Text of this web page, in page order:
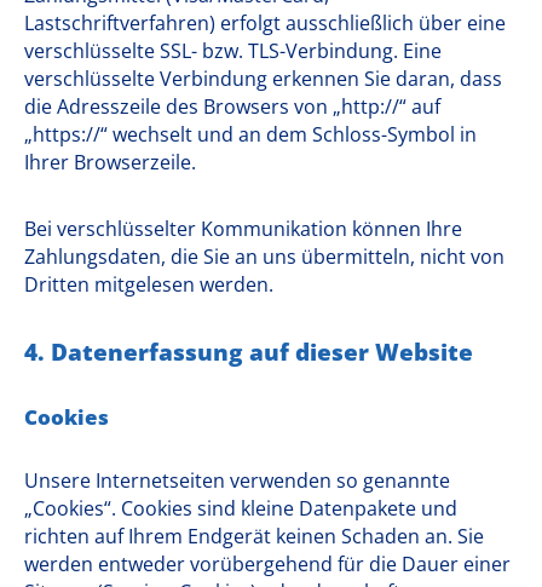
Lastschriftverfahren) erfolgt ausschließlich über eine
verschlüsselte SSL- bzw. TLS-Verbindung. Eine
verschlüsselte Verbindung erkennen Sie daran, dass
die Adresszeile des Browsers von „http://“ auf
„https://“ wechselt und an dem Schloss-Symbol in
Ihrer Browserzeile.
Bei verschlüsselter Kommunikation können Ihre
Zahlungsdaten, die Sie an uns übermitteln, nicht von
Dritten mitgelesen werden.
4. Datenerfassung auf dieser Website
Cookies
Unsere Internetseiten verwenden so genannte
„Cookies“. Cookies sind kleine Datenpakete und
richten auf Ihrem Endgerät keinen Schaden an. Sie
werden entweder vorübergehend für die Dauer einer